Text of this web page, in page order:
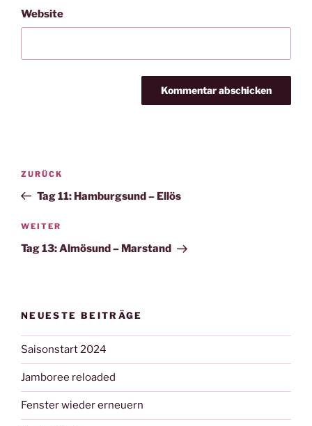
Website
Beitragsnavigation
Vorheriger
Beitrag
ZURÜCK
Tag 11: Hamburgsund – Ellös
Nächster
Beitrag
WEITER
Tag 13: Almösund – Marstand
NEUESTE BEITRÄGE
Saisonstart 2024
Jamboree reloaded
Fenster wieder erneuern